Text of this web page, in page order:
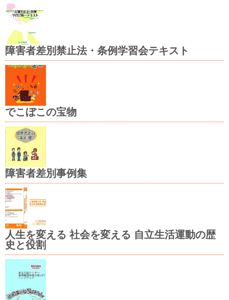
障害者差別禁止法・条例学習会テキスト
でこぼこの宝物
障害者差別事例集
人生を変える 社会を変える 自立生活運動の歴
史と役割